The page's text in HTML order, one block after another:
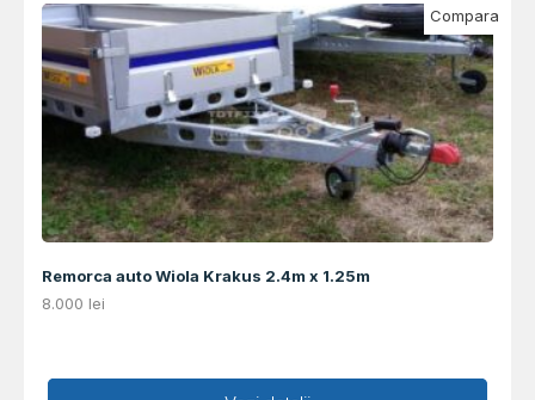
Remorca auto Wiola Krakus 2.4m x 1.25m
8.000 lei
Compara